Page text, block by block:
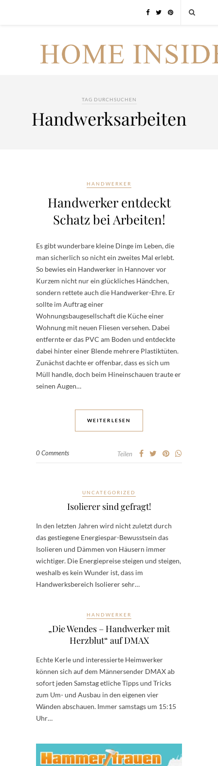
TAG DURCHSUCHEN
Handwerksarbeiten
HANDWERKER
Handwerker entdeckt
Schatz bei Arbeiten!
Es gibt wunderbare kleine Dinge im Leben, die
man sicherlich so nicht ein zweites Mal erlebt.
So bewies ein Handwerker in Hannover vor
Kurzem nicht nur ein glückliches Händchen,
sondern rettete auch die Handwerker-Ehre. Er
sollte im Auftrag einer
Wohnungsbaugesellschaft die Küche einer
Wohnung mit neuen Fliesen versehen. Dabei
entfernte er das PVC am Boden und entdeckte
dabei hinter einer Blende mehrere Plastiktüten.
Zunächst dachte er offenbar, dass es sich um
Müll handle, doch beim Hineinschauen traute er
seinen Augen…
WEITERLESEN
0 Comments Teilen
UNCATEGORIZED
Isolierer sind gefragt!
In den letzten Jahren wird nicht zuletzt durch
das gestiegene Energiespar-Bewusstsein das
Isolieren und Dämmen von Häusern immer
wichtiger. Die Energiepreise steigen und steigen,
weshalb es kein Wunder ist, dass im
Handwerksbereich Isolierer sehr…
HANDWERKER
„Die Wendes – Handwerker mit
Herzblut“ auf DMAX
Echte Kerle und interessierte Heimwerker
können sich auf dem Männersender DMAX ab
sofort jeden Samstag etliche Tipps und Tricks
zum Um- und Ausbau in den eigenen vier
Wänden abschauen. Immer samstags um 15:15
Uhr…